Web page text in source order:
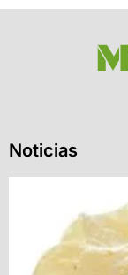
Noticias